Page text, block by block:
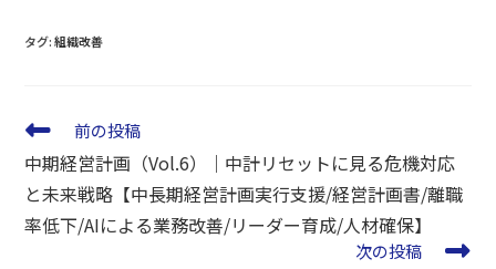
タグ:組織改善
前の投稿
中期経営計画（Vol.6）｜中計リセットに見る危機対応
と未来戦略【中長期経営計画実行支援/経営計画書/離職
率低下/AIによる業務改善/リーダー育成/人材確保】
次の投稿